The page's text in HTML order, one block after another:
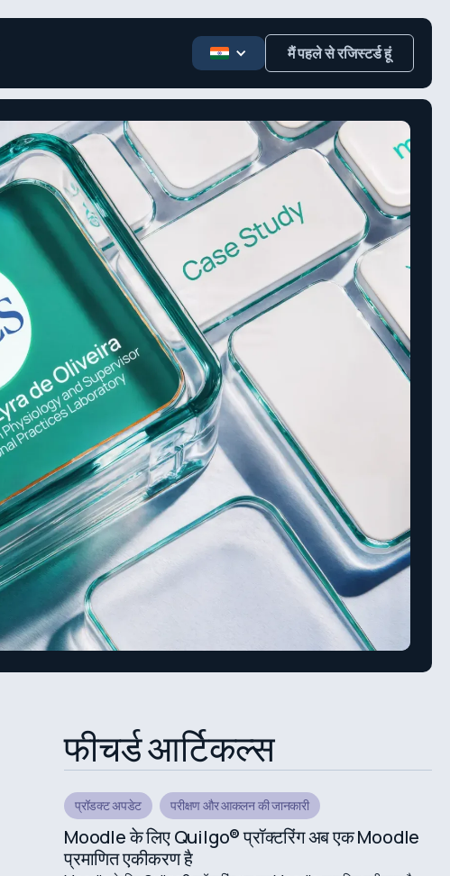
मैं पहले से रजिस्टर्ड हूं
फीचर्ड आर्टिकल्स
प्रॉडक्ट अपडेट परीक्षण और आकलन की जानकारी
Moodle के लिए Quilgo® प्रॉक्टरिंग अब एक Moodle
प्रमाणित एकीकरण है